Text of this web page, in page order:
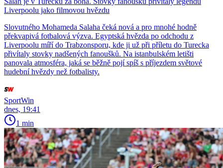
Liverpoolu jako filmovou hvězdu
Slovutného Mohameda Salaha čeká nová a pro mnohé hodně
překvapivá fotbalová výzva. Egyptská hvězda po odchodu z
Liverpoolu míří do Trabzonsporu, kde ji už při příletu do Turecka
přivítaly stovky nadšených fanoušků. Na istanbulském letišti
panovala atmosféra, jaká se běžně pojí spíš s příjezdem světové
hudební hvězdy než fotbalisty.
SportWin
dnes, 19:41
1 min